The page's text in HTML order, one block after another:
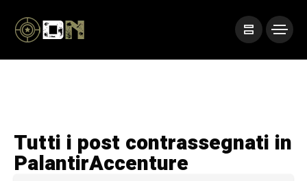
Tutti i post contrassegnati in
PalantirAccenture